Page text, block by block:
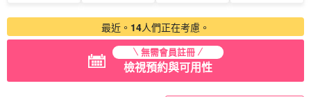
最近。 14人們正在考慮。
無需會員註冊
檢視預約與可用性